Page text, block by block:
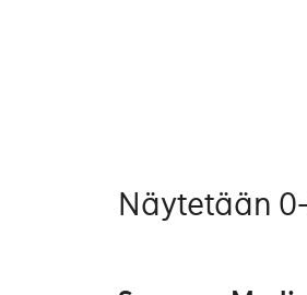
Näytetään